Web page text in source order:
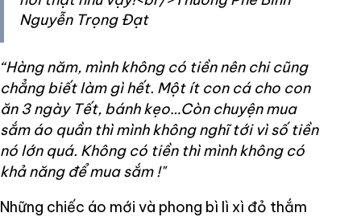
Nguyễn Trọng Đạt
“Hàng năm, mình không có tiền nên chi cũng
chẳng biết làm gì hết. Một ít con cá cho con
ăn 3 ngày Tết, bánh kẹo…Còn chuyện mua
sắm áo quần thì mình không nghĩ tới vì số tiền
nó lớn quá. Không có tiền thì mình không có
khả năng để mua sắm !"
Những chiếc áo mới và phong bì lì xì đỏ thắm